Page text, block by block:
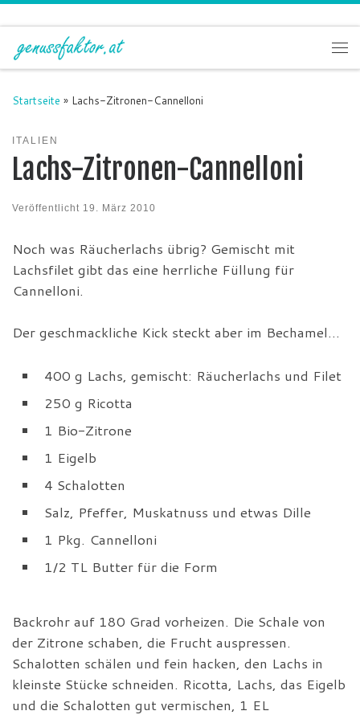
Zum Inhalt springen
Startseite » Lachs-Zitronen-Cannelloni
ITALIEN
Lachs-Zitronen-Cannelloni
Veröffentlicht 19. März 2010
Noch was Räucherlachs übrig? Gemischt mit
Lachsfilet gibt das eine herrliche Füllung für
Cannelloni.
Der geschmackliche Kick steckt aber im Bechamel…
400 g Lachs, gemischt: Räucherlachs und Filet
250 g Ricotta
1 Bio-Zitrone
1 Eigelb
4 Schalotten
Salz, Pfeffer, Muskatnuss und etwas Dille
1 Pkg. Cannelloni
1/2 TL Butter für die Form
Backrohr auf 180 Grad vorheizen. Die Schale von
der Zitrone schaben, die Frucht auspressen.
Schalotten schälen und fein hacken, den Lachs in
kleinste Stücke schneiden. Ricotta, Lachs, das Eigelb
und die Schalotten gut vermischen, 1 EL